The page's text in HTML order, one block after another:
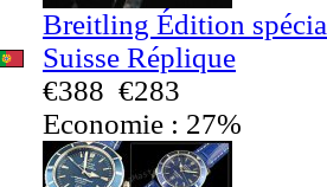
Breitling Édition
Suisse Réplique
€388 €283
Economie : 27%